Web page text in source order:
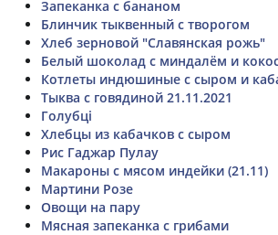
Запеканка с бананом
Блинчик тыквенный с творогом
Хлеб зерновой "Славянская рожь"
Белый шоколад с миндалём и
Котлеты индюшиные с сыром и
Тыква с говядиной 21.11.2021
Голубці
Хлебцы из кабачков с сыром
Рис Гаджар Пулау
Макароны с мясом индейки (21.11)
Мартини Розе
Овощи на пару
Мясная запеканка с грибами